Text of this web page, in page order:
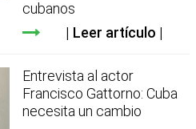
cubanos
Leer artículo
Entrevista al actor
Francisco Gattorno: Cuba
necesita un cambio